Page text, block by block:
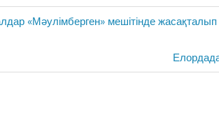
«Мәулімберген» мешітінде
Next
Post: